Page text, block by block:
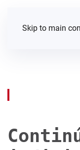
Skip to main